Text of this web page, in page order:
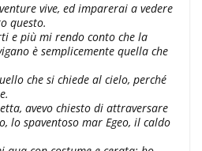
vive, ed imparerai a vedere
questo.
e più mi rendo conto che la
è semplicemente quella che
che si chiede al cielo, perché
avevo chiesto di attraversare
lo spaventoso mar Egeo, il caldo